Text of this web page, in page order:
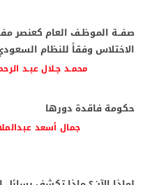
صفــة الموظـف العام كعنصر
الاختلاس وفقاً للنظام
محمـد جـلال عبـد
حكومة فاقدة دورها
جمال أسعد